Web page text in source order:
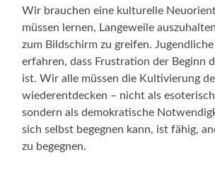
Wir brauchen eine kulturelle
müssen lernen, Langeweile
zum Bildschirm zu greifen. Jugendliche
erfahren, dass Frustration der Beginn
ist. Wir alle müssen die Kultivierung
wiederentdecken – nicht als
sondern als demokratische
sich selbst begegnen kann, ist fähig,
zu begegnen.